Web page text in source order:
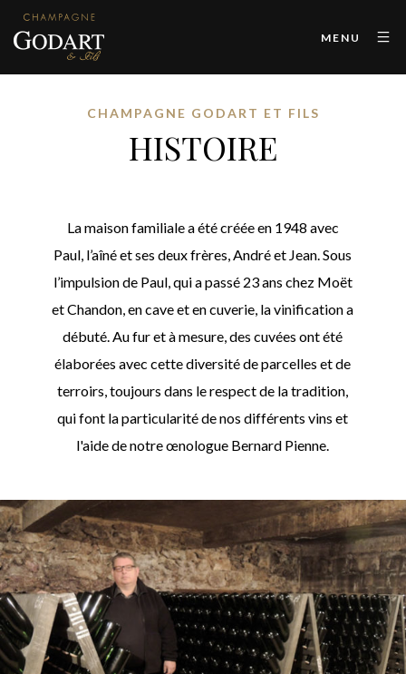
MENU
CHAMPAGNE GODART ET FILS
HISTOIRE
La maison familiale a été créée en 1948 avec
Paul, l’aîné et ses deux frères, André et Jean. Sous
l’impulsion de Paul, qui a passé 23 ans chez Moët
et Chandon, en cave et en cuverie, la vinification a
débuté. Au fur et à mesure, des cuvées ont été
élaborées avec cette diversité de parcelles et de
terroirs, toujours dans le respect de la tradition,
qui font la particularité de nos différents vins et
l'aide de notre œnologue Bernard Pienne.